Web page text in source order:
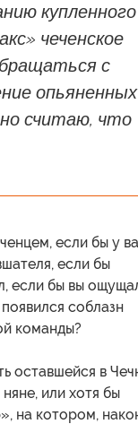
купленного
чеченское
с
опьяненных
считаю, что
если бы у
если бы
если бы вы
соблазн
команды?
оставшейся в
или хотя бы
на котором,